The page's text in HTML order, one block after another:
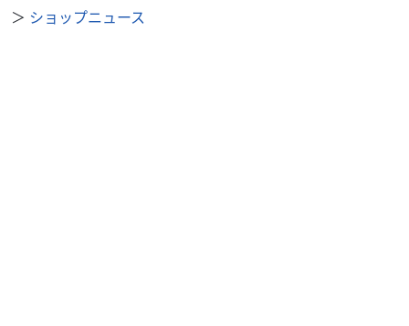
＞ ショップニュース